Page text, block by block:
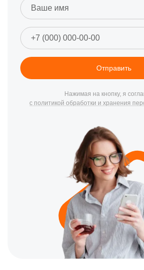
Отправить
Нажимая на кнопку, я
с политикой обработки и хранения